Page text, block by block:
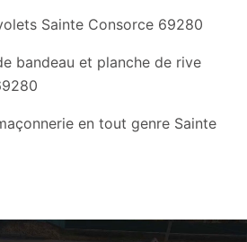
Sainte Consorce 69280
bandeau et planche de rive
en tout genre Sainte